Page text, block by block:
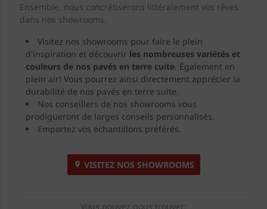
Ensemble, nous concrétiserons littéralement vos rêves
dans nos showrooms.
Visitez nos showrooms pour faire le plein
d'inspiration et découvrir les nombreuses variétés et
couleurs de nos pavés en terre cuite. Également en
plein air! Vous pourrez ainsi directement apprécier la
durabilité de nos pavés en terre suite.
Nos conseillers de nos showrooms vous
prodigueront de larges conseils personnalisés.
Emportez vos échantillons préférés.
VISITEZ NOS SHOWROOMS
Vous pouvez nous trouver: